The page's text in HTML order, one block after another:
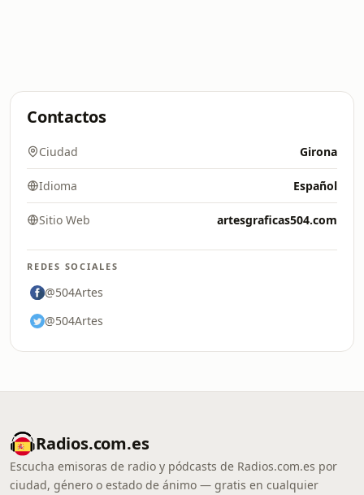
Contactos
Ciudad Girona
Idioma Español
Sitio Web artesgraficas504.com
REDES SOCIALES
@504Artes
@504Artes
Radios.com.es
Escucha emisoras de radio y pódcasts de Radios.com.es por
ciudad, género o estado de ánimo — gratis en cualquier